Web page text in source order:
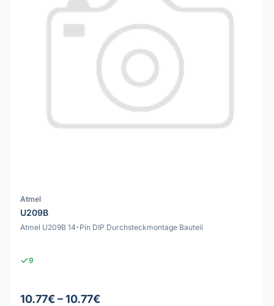
Atmel
U209B
Atmel U209B 14-Pin DIP Durchsteckmontage Bauteil
9
10.77€ – 10.77€